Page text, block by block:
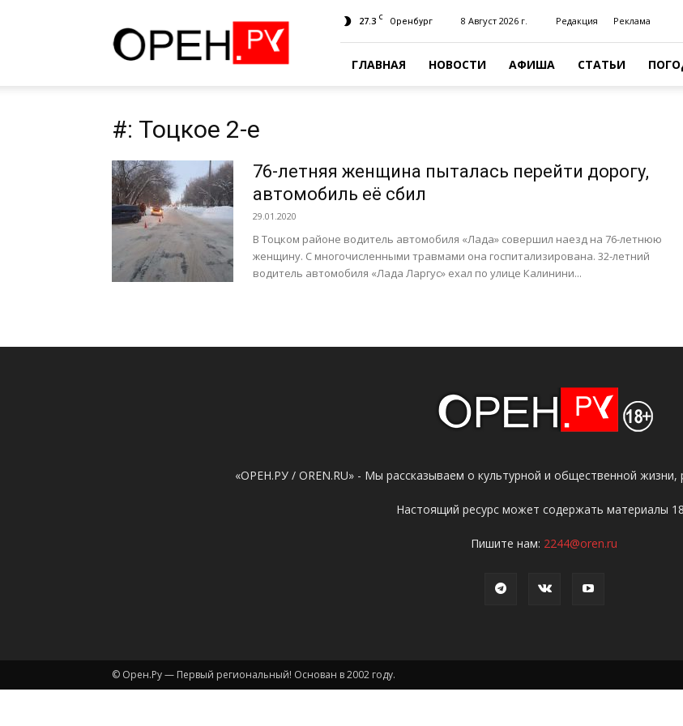
27.3 C Оренбург 8 Август 2026 г. Редакция Реклама
ГЛАВНАЯ НОВОСТИ АФИША СТАТЬИ
#: Тоцкое 2-е
76-летняя женщина пыталась перейти дорогу,
автомобиль её сбил
29.01.2020
В Тоцком районе водитель автомобиля «Лада» совершил наезд на 76-летнюю
женщину. С многочисленными травмами она госпитализирована. 32-летний
водитель автомобиля «Лада Ларгус» ехал по улице Калинини...
«ОРЕН.РУ / OREN.RU» - Мы рассказываем о культурной и общественной жизни,
Настоящий ресурс может содержать материалы
Пишите нам: 2244@oren.ru
© Орен.Ру — Первый региональный! Основан в 2002 году.